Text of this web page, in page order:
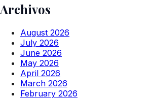
Archivos
August 2026
July 2026
June 2026
May 2026
April 2026
March 2026
February 2026